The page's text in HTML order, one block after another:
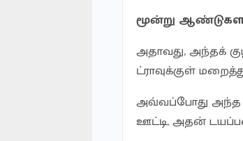
மூன்று
அதாவது, அந்தக்
ட்ராவுக்குள்
அவ்வப்போது அந்த
ஊட்டி, அதன்